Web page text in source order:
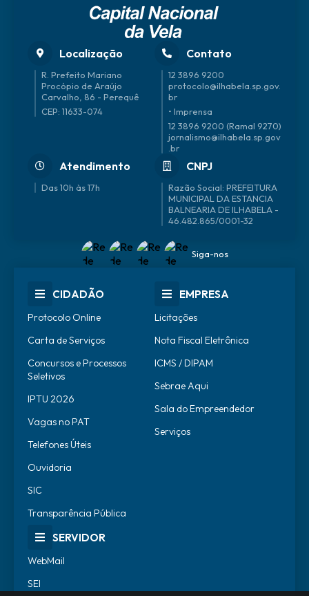
Localização
R. Prefeito Mariano
Procópio de Araújo
Carvalho, 86 - Perequê
CEP: 11633-074
Contato
12 3896 9200
protocolo@ilhabela.sp.gov.
br
• Imprensa
12 3896 9200 (Ramal 9270)
jornalismo@ilhabela.sp.gov
.br
Atendimento
Das 10h às 17h
CNPJ
46.482.865/0001-32
Siga-nos
CIDADÃO
Protocolo Online
Carta de Serviços
Concursos e Processos
Seletivos
IPTU 2026
Vagas no PAT
Telefones Úteis
Ouvidoria
SIC
Transparência Pública
EMPRESA
Licitações
Nota Fiscal Eletrônica
ICMS / DIPAM
Sebrae Aqui
Sala do Empreendedor
Serviços
SERVIDOR
WebMail
SEI